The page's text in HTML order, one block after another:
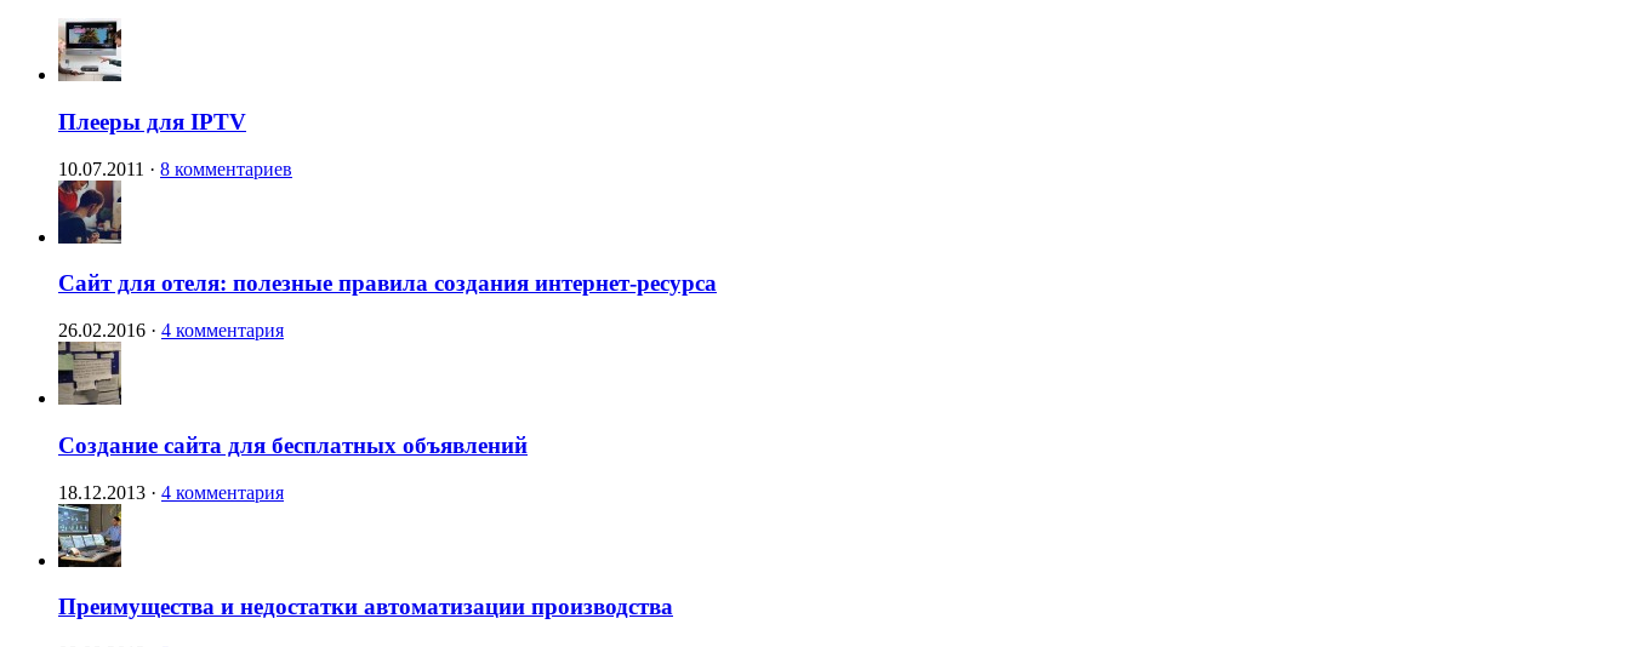
Плееры для IPTV
10.07.2011 · 8 комментариев
Сайт для отеля: полезные правила создания интернет-ресурса
26.02.2016 · 4 комментария
Создание сайта для бесплатных объявлений
18.12.2013 · 4 комментария
Преимущества и недостатки автоматизации производства